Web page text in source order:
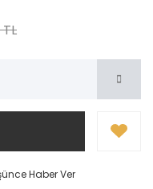
Haber Ver